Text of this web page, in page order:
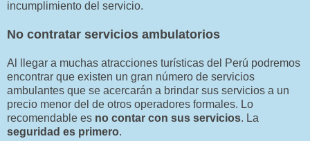
incumplimiento del servicio.
No contratar servicios ambulatorios
Al llegar a muchas atracciones turísticas del Perú podremos
encontrar que existen un gran número de servicios
ambulantes que se acercarán a brindar sus servicios a un
precio menor del de otros operadores formales. Lo
recomendable es no contar con sus servicios. La
seguridad es primero.